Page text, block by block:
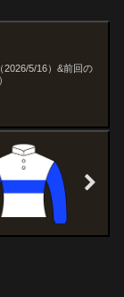
2026/5/16）&前回の